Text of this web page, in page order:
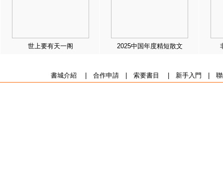
世上要有天一阁 2025中国年度精短散文
書城介紹 合作申請| 索要書目 新手入門